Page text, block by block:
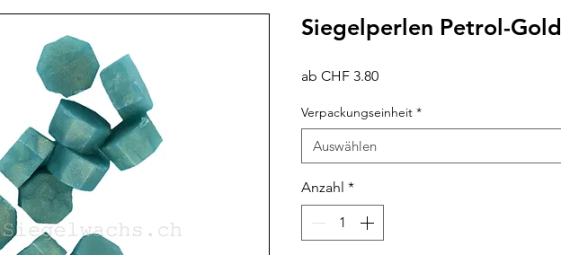
Siegelperlen Petrol-Gold
ab CHF 3.80Sale-
Verpackungseinheit *
Auswählen
Anzahl *